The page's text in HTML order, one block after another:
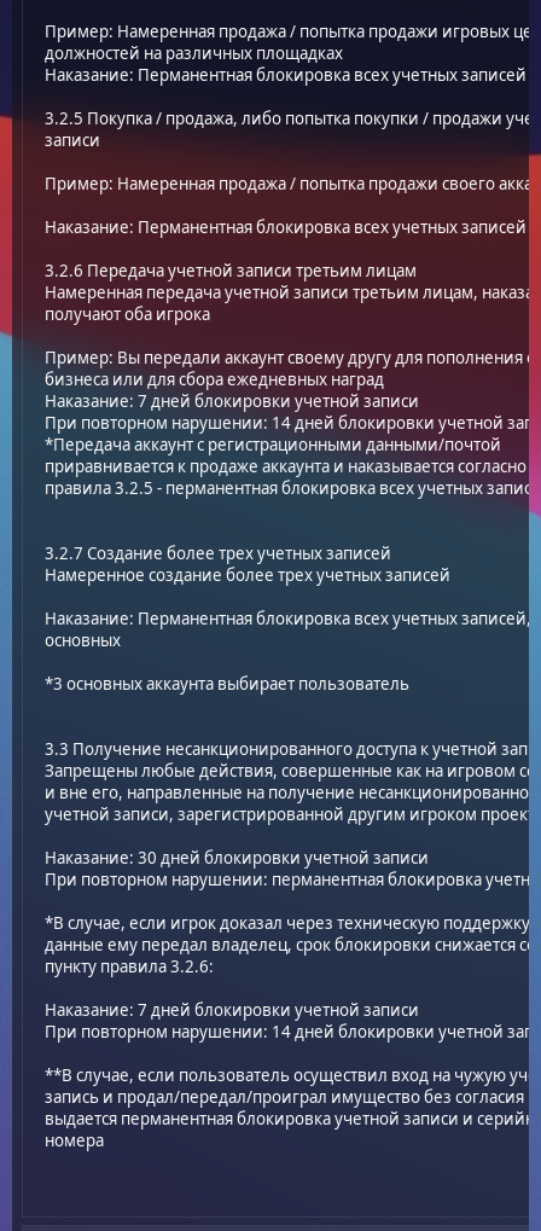
Пример: Намеренная продажа / попытка продажи игровых
должностей на различных площадках
Наказание: Перманентная блокировка всех учетных записей
3.2.5 Покупка / продажа, либо попытка покупки / продажи
записи
Пример: Намеренная продажа / попытка продажи своего
Наказание: Перманентная блокировка всех учетных записей
3.2.6 Передача учетной записи третьим лицам
Намеренная передача учетной записи третьим лицам,
получают оба игрока
Пример: Вы передали аккаунт своему другу для пополнения
бизнеса или для сбора ежедневных наград
Наказание: 7 дней блокировки учетной записи
При повторном нарушении: 14 дней блокировки учетной
*Передача аккаунт с регистрационными данными/почтой
приравнивается к продаже аккаунта и наказывается согласно
правила 3.2.5 - перманентная блокировка всех учетных
3.2.7 Создание более трех учетных записей
Намеренное создание более трех учетных записей
Наказание: Перманентная блокировка всех учетных записей,
основных
*3 основных аккаунта выбирает пользователь
3.3 Получение несанкционированного доступа к учетной
Запрещены любые действия, совершенные как на игровом
и вне его, направленные на получение
учетной записи, зарегистрированной другим игроком
Наказание: 30 дней блокировки учетной записи
При повторном нарушении: перманентная блокировка
*В случае, если игрок доказал через техническую поддержку,
данные ему передал владелец, срок блокировки снижается
пункту правила 3.2.6:
Наказание: 7 дней блокировки учетной записи
При повторном нарушении: 14 дней блокировки учетной
**В случае, если пользователь осуществил вход на чужую
запись и продал/передал/проиграл имущество без согласия
выдается перманентная блокировка учетной записи и
номера